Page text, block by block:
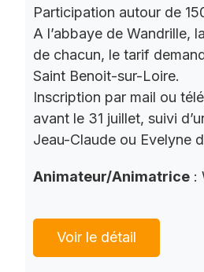
Participation autour de
A l’abbaye de Wandrille,
de chacun, le tarif
Saint Benoit-sur-Loire.
Inscription par mail ou
avant le 31 juillet, suivi
Jeau-Claude ou Evelyne
Animateur/Animatrice :
Voir le détail